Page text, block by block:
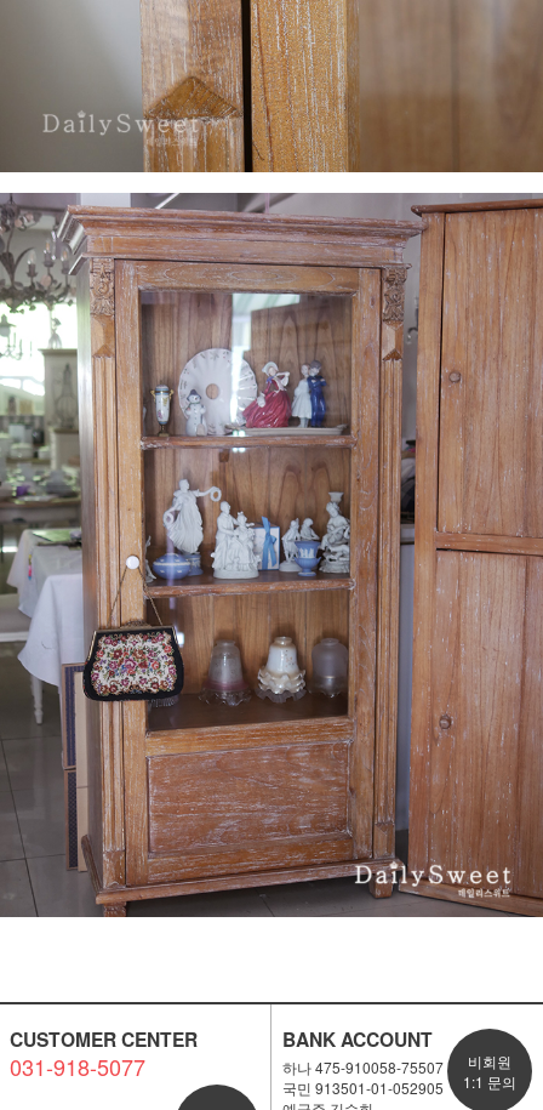
CUSTOMER CENTER
031-918-5077
BANK ACCOUNT
하나 475-910058-75507
국민 913501-01-052905
비회원
1:1 문의